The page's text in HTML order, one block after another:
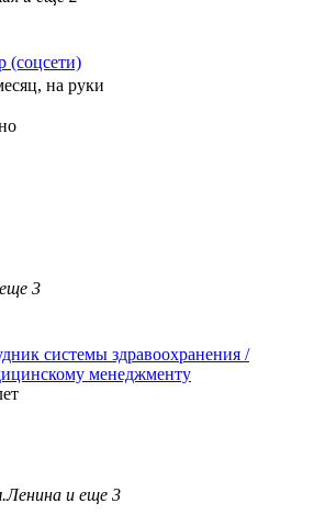
(соцсети)
на руки
3
системы здравоохранения /
менеджменту
и еще 3